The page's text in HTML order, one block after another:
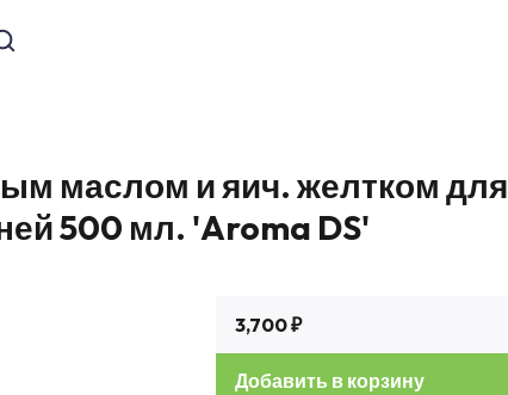
маслом и яич. желтком для
500 мл. 'Aroma DS'
3,700 ₽
Добавить в корзину